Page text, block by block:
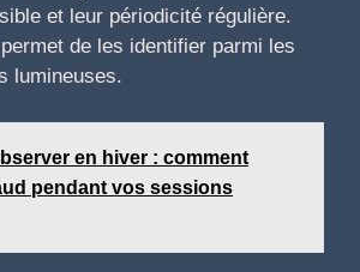
et leur périodicité régulière.
de les identifier parmi les
lumineuses.
en hiver : comment
pendant vos sessions